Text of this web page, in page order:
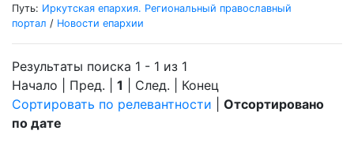
Путь: Иркутская епархия. Региональный православный
портал / Новости епархии
Результаты поиска 1 - 1 из 1
Начало | Пред. | 1 | След. | Конец
Сортировать по релевантности
Отсортировано
по дате